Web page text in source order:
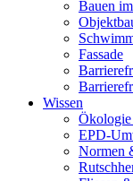
Bauen
Fassade
Wissen
EPD-
Normen